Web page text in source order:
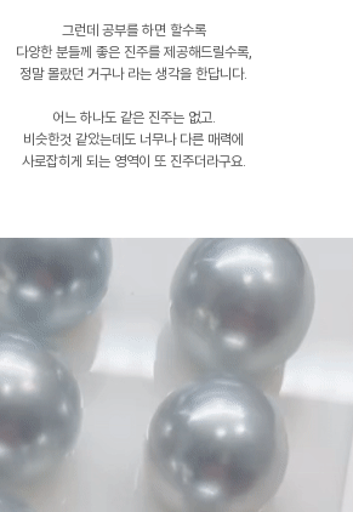
그런데 공부를 하면 할수록
다양한 분들께 좋은 진주를 제공해드릴수록,
정말 몰랐던 거구나 라는 생각을 한답니다.
어느 하나도 같은 진주는 없고.
비슷한것 같았는데도 너무나 다른 매력에
사로잡히게 되는 영역이 또 진주더라구요.